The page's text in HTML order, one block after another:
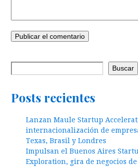
Buscar
Posts recientes
Lanzan Maule Startup
internacionalización de
Texas, Brasil y Londres
Impulsan el Buenos Aires
Exploration, gira de negocios